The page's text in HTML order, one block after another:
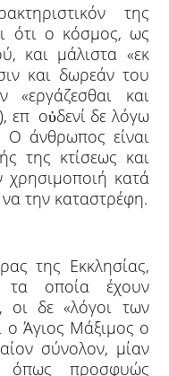
της
ότι ο κόσμος, ως
και μάλιστα «εκ
και δωρεάν του
και
επ οὐδενί δε λόγω
Ο άνθρωπος είναι
της κτίσεως και
χρησιμοποιή κατά
την καταστρέφη.
της Εκκλησίας,
τα οποία έχουν
οι δε «λόγοι των
ο Άγιος Μάξιμος ο
σύνολον, μίαν
όπως προσφυώς